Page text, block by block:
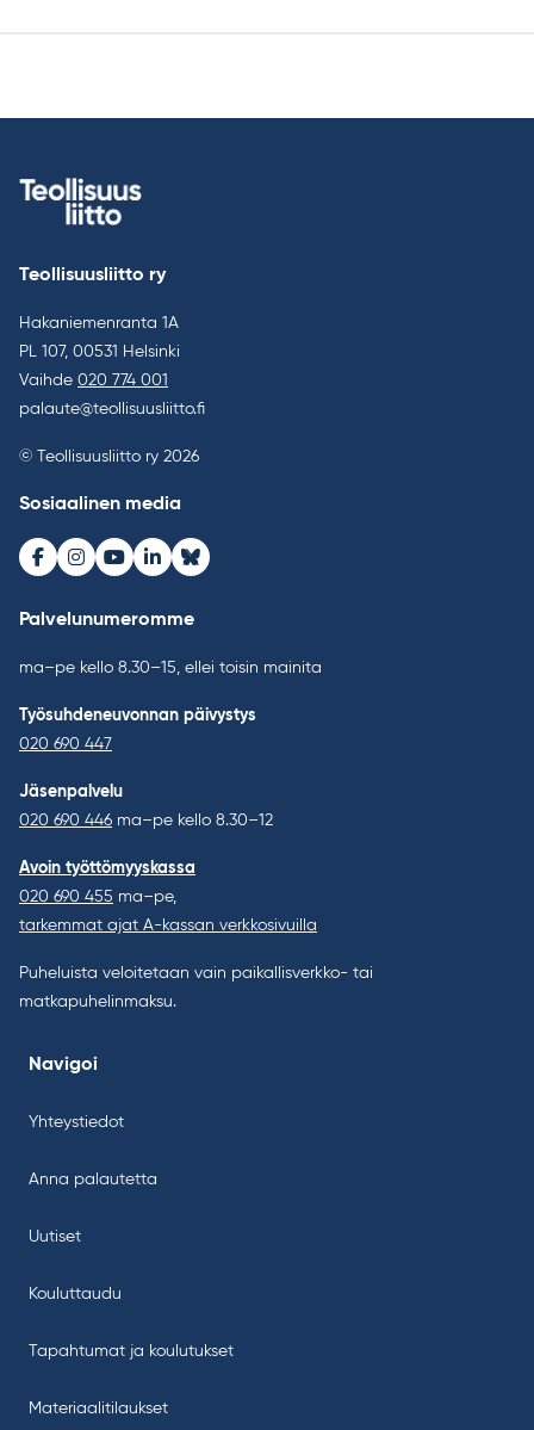
Teollisuusliitto ry
Hakaniemenranta 1A
PL 107, 00531 Helsinki
Vaihde 020 774 001
palaute@teollisuusliitto.fi
© Teollisuusliitto ry 2026
Sosiaalinen media
Facebook
Instagram
Youtube
LinkedInBluesky
Palvelunumeromme
ma–pe kello 8.30–15, ellei toisin mainita
Työsuhdeneuvonnan päivystys
020 690 447
Jäsenpalvelu
020 690 446 ma–pe kello 8.30–12
Avoin työttömyyskassa
020 690 455 ma–pe,
tarkemmat ajat A-kassan verkkosivuilla
Puheluista veloitetaan vain paikallisverkko- tai
matkapuhelinmaksu.
Navigoi
Yhteystiedot
Anna palautetta
Uutiset
Kouluttaudu
Tapahtumat ja koulutukset
Materiaalitilaukset